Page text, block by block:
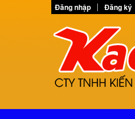
Đăng nhập Đăng ký